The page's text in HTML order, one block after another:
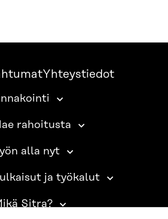
Yhteystiedot
rahoitusta
alla nyt
ja työkalut
Sitra?